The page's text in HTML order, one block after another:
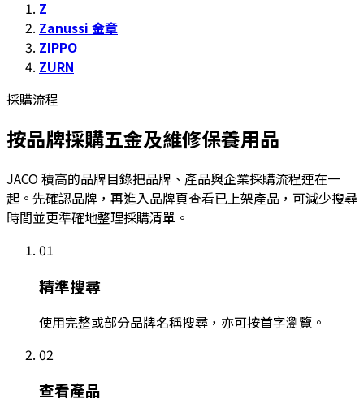
Z
Zanussi 金章
ZIPPO
ZURN
採購流程
按品牌採購五金及維修保養用品
JACO 積高的品牌目錄把品牌、產品與企業採購流程連在一
起。先確認品牌，再進入品牌頁查看已上架產品，可減少搜尋
時間並更準確地整理採購清單。
01
精準搜尋
使用完整或部分品牌名稱搜尋，亦可按首字瀏覽。
02
查看產品